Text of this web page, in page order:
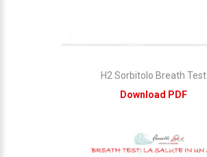
H2 Sorbitolo Breath Test
Download PDF